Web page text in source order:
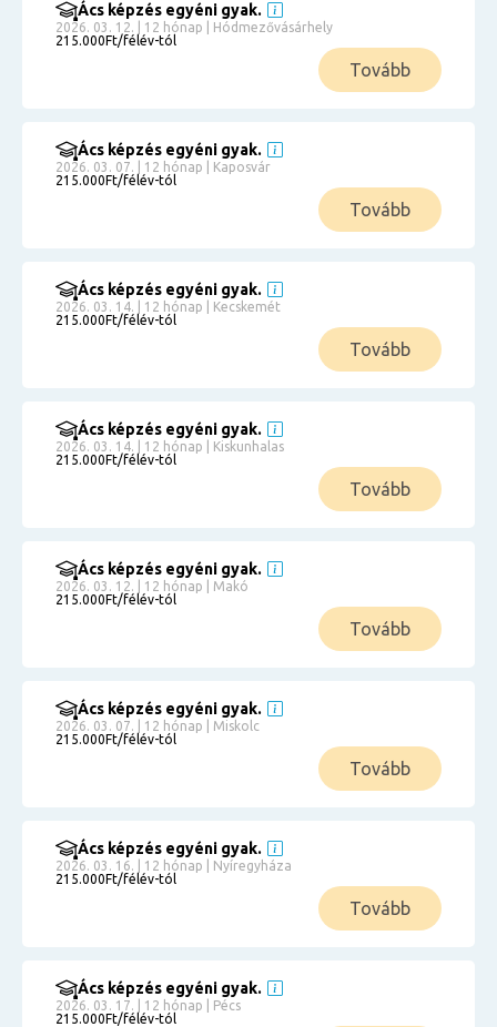
Ács képzés egyéni gyak.
2026. 03. 12. | 12 hónap | Hódmezővásárhely
215.000Ft/félév-tól
Tovább
Ács képzés egyéni gyak.
2026. 03. 07. | 12 hónap | Kaposvár
215.000Ft/félév-tól
Tovább
Ács képzés egyéni gyak.
2026. 03. 14. | 12 hónap | Kecskemét
215.000Ft/félév-tól
Tovább
Ács képzés egyéni gyak.
2026. 03. 14. | 12 hónap | Kiskunhalas
215.000Ft/félév-tól
Tovább
Ács képzés egyéni gyak.
2026. 03. 12. | 12 hónap | Makó
215.000Ft/félév-tól
Tovább
Ács képzés egyéni gyak.
2026. 03. 07. | 12 hónap | Miskolc
215.000Ft/félév-tól
Tovább
Ács képzés egyéni gyak.
2026. 03. 16. | 12 hónap | Nyíregyháza
215.000Ft/félév-tól
Tovább
Ács képzés egyéni gyak.
2026. 03. 17. | 12 hónap | Pécs
215.000Ft/félév-tól